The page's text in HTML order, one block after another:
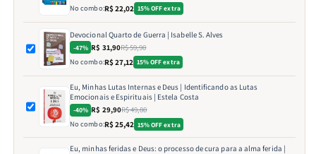
No combo:R$ 22,02 15% OFF extra
Devocional Quarto de Guerra | Isabelle S. Alves
-47% R$ 31,90R$ 59,90
No combo:R$ 27,12 15% OFF extra
Eu, Minhas Lutas Internas e Deus | Identificando as Lutas
Emocionais e Espirituais | Estela Costa
-40% R$ 29,90R$ 49,80
No combo:R$ 25,42 15% OFF extra
Eu, minhas feridas e Deus: o processo de cura para a alma ferida |